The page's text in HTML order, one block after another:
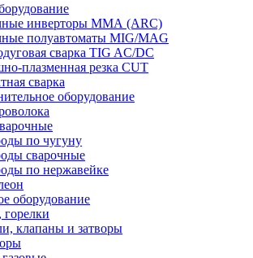
инверторы ММА (ARC)
полуавтоматы MIG/MAG
сварка TIG AC/DC
плазменная резка CUT
сварка
оборудование
по чугуну
сварочные
по нержавейке
оборудование
горелки
клапаны и затворы